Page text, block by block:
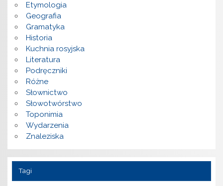
Etymologia
Geografia
Gramatyka
Historia
Kuchnia rosyjska
Literatura
Podręczniki
Różne
Słownictwo
Słowotwórstwo
Toponimia
Wydarzenia
Znaleziska
Tagi